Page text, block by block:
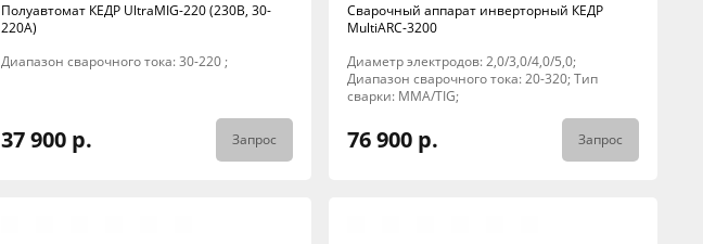
Полуавтомат КЕДР UltraMIG-220 (230В, 30-
220А)
Диапазон сварочного тока: 30-220 ;
37 900 р. Запрос
Сварочный аппарат инверторный КЕДР
MultiARC-3200
Диаметр электродов: 2,0/3,0/4,0/5,0;
Диапазон сварочного тока: 20-320; Тип
сварки: MMA/TIG;
76 900 р. Запрос